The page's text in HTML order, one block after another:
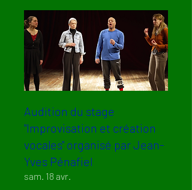
Audition du stage
"Improvisation et création
vocales" organisé par Jean-
Yves Pénafiel
sam. 18 avr.